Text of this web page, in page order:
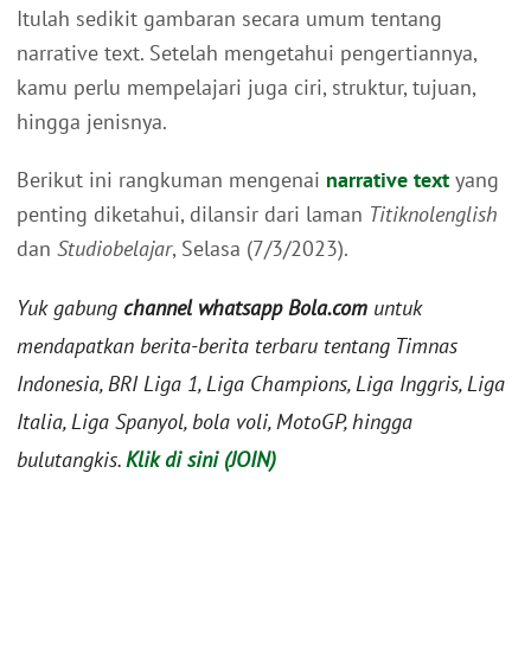
Itulah sedikit gambaran secara umum tentang
narrative text. Setelah mengetahui pengertiannya,
kamu perlu mempelajari juga ciri, struktur, tujuan,
hingga jenisnya.
Berikut ini rangkuman mengenai narrative text yang
penting diketahui, dilansir dari laman Titiknolenglish
dan Studiobelajar, Selasa (7/3/2023).
Yuk gabung channel whatsapp Bola.com untuk
mendapatkan berita-berita terbaru tentang Timnas
Indonesia, BRI Liga 1, Liga Champions, Liga Inggris, Liga
Italia, Liga Spanyol, bola voli, MotoGP, hingga
bulutangkis.Klik di sini (JOIN)